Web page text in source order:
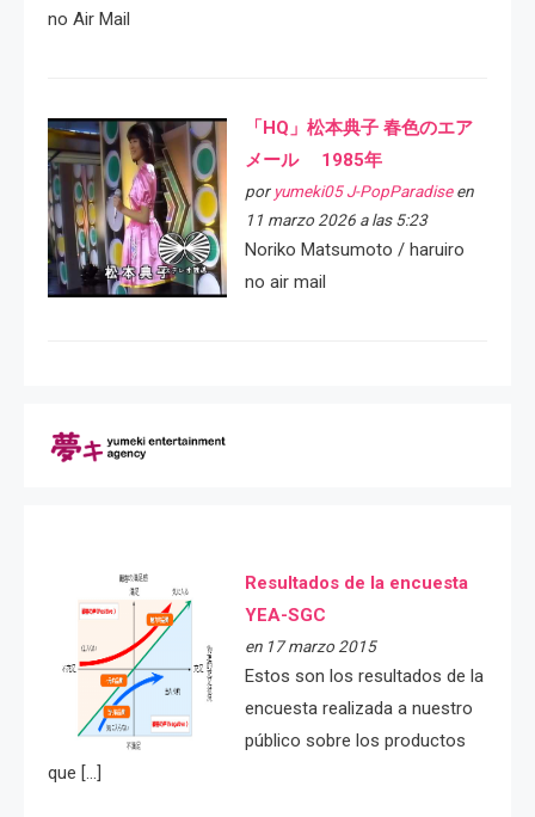
no Air Mail
「HQ」松本典子 春色のエア
メール 1985年
por yumeki05 J-PopParadiseen
11 marzo 2026 a las 5:23
Noriko Matsumoto / haruiro
no air mail
Resultados de la encuesta
YEA-SGC
en 17 marzo 2015
Estos son los resultados de la
encuesta realizada a nuestro
público sobre los productos
que […]